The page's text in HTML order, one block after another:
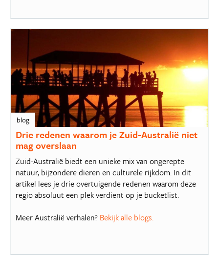
blog
Drie redenen waarom je Zuid-Australië niet
mag overslaan
Zuid-Australië biedt een unieke mix van ongerepte
natuur, bijzondere dieren en culturele rijkdom. In dit
artikel lees je drie overtuigende redenen waarom deze
regio absoluut een plek verdient op je bucketlist.
Meer Australië verhalen? Bekijk alle blogs.